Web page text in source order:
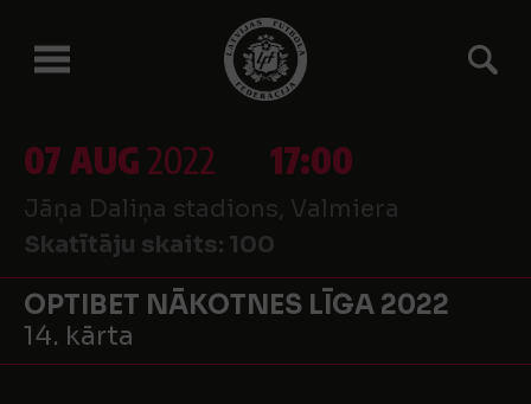
07 AUG2022 17:00
Jāņa Daliņa stadions, Valmiera
Skatītāju skaits: 100
OPTIBET NĀKOTNES LĪGA 2022
14. kārta